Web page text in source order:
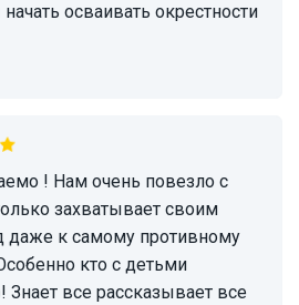
осваивать окрестности
захватывает своим
даже к самому противному
кто с детьми
все рассказывает все